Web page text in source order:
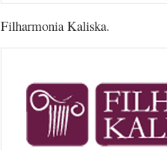
Filharmonia Kaliska.